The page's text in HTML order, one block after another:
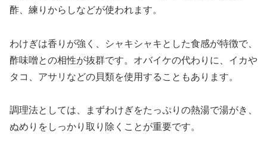
酢、練りからしなどが使われます。
わけぎは香りが強く、シャキシャキとした食感が特徴で、
酢味噌との相性が抜群です。オバイケの代わりに、イカや
タコ、アサリなどの貝類を使用することもあります。
調理法としては、まずわけぎをたっぷりの熱湯で湯がき、
ぬめりをしっかり取り除くことが重要です。